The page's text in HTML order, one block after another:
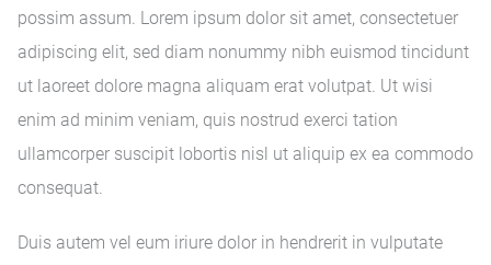
possim assum. Lorem ipsum dolor sit amet, consectetuer
adipiscing elit, sed diam nonummy nibh euismod tincidunt
ut laoreet dolore magna aliquam erat volutpat. Ut wisi
enim ad minim veniam, quis nostrud exerci tation
ullamcorper suscipit lobortis nisl ut aliquip ex ea commodo
consequat.
Duis autem vel eum iriure dolor in hendrerit in vulputate